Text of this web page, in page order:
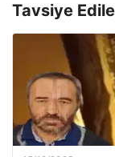
Tavsiye